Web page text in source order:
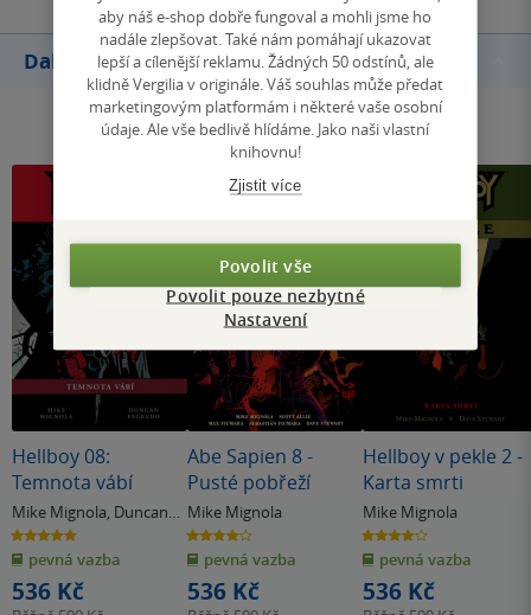
Další knihy autora
Hellboy 08:
Temnota vábí
Mike Mignola, Duncan
Fegredo
4.8
z
5
hvězdiček
pevná vazba
536 Kč
Abe Sapien 8 -
Pusté pobřeží
Mike Mignola
4.0
z
5
hvězdiček
pevná vazba
536 Kč
Hellboy v pekle 2 -
Karta smrti
Mike Mignola
4.0
z
5
hvězdiček
pevná vazba
536 Kč
aby náš e-shop dobře fungoval a mohli jsme ho
nadále zlepšovat. Také nám pomáhají ukazovat
lepší a cílenější reklamu. Žádných 50 odstínů, ale
klidně Vergilia v originále. Váš souhlas může předat
marketingovým platformám i některé vaše osobní
údaje. Ale vše bedlivě hlídáme. Jako naši vlastní
knihovnu!
Zjistit více
Povolit vše
Povolit pouze nezbytné
Nastavení